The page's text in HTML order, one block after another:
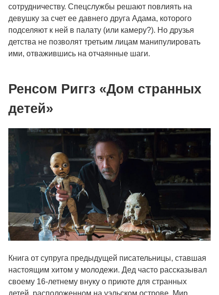
сотрудничеству. Спецслужбы решают повлиять на
девушку за счет ее давнего друга Адама, которого
подселяют к ней в палату (или камеру?). Но друзья
детства не позволят третьим лицам манипулировать
ими, отважившись на отчаянные шаги.
Ренсом Риггз «Дом странных
детей»
Книга от супруга предыдущей писательницы, ставшая
настоящим хитом у молодежи. Дед часто рассказывал
своему 16-летнему внуку о приюте для странных
детей, расположенном на уэльском острове. Мир